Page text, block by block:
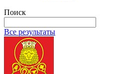
Поиск
Все результаты